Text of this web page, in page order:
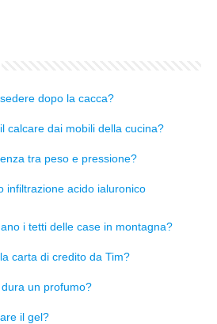
dopo la cacca?
calcare dai mobili della cucina?
tra peso e pressione?
infiltrazione acido ialuronico
i tetti delle case in montagna?
carta di credito da Tim?
un profumo?
il gel?